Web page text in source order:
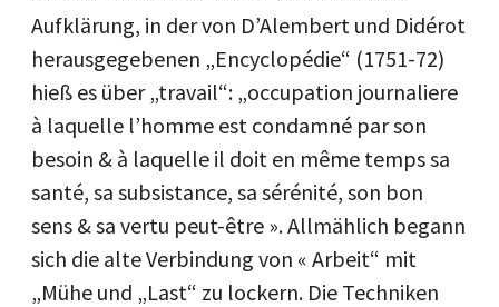
Aufklärung, in der von D’Alembert und Didérot
herausgegebenen „Encyclopédie“ (1751-72)
hieß es über „travail“: „occupation journaliere
à laquelle l’homme est condamné par son
besoin & à laquelle il doit en même temps sa
santé, sa subsistance, sa sérénité, son bon
sens & sa vertu peut-être ». Allmählich begann
sich die alte Verbindung von « Arbeit“ mit
„Mühe und „Last“ zu lockern. Die Techniken